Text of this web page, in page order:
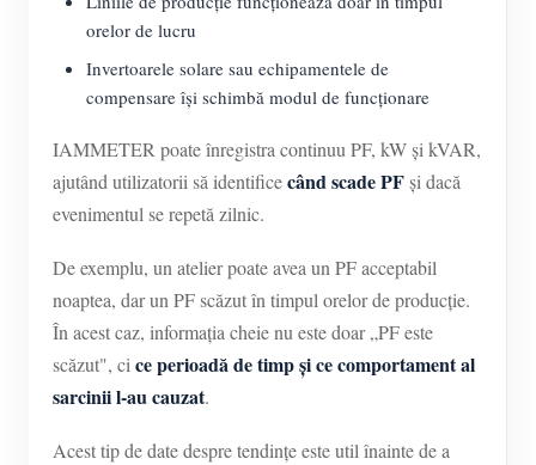
orelor de lucru
Invertoarele solare sau echipamentele de
compensare își schimbă modul de funcționare
IAMMETER poate înregistra continuu PF, kW și kVAR,
ajutând utilizatorii să identificecând scade PFși dacă
evenimentul se repetă zilnic.
De exemplu, un atelier poate avea un PF acceptabil
noaptea, dar un PF scăzut în timpul orelor de producție.
În acest caz, informația cheie nu este doar „PF este
scăzut", ci ce perioadă de timp și ce comportament al
sarcinii l-au cauzat.
Acest tip de date despre tendințe este util înainte de a